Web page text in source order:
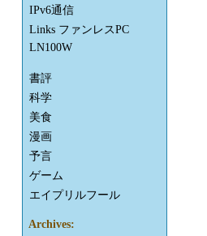
IPv6通信
Links ファンレスPC
LN100W
書評
科学
美食
漫画
予言
ゲーム
エイプリルフール
Archives: